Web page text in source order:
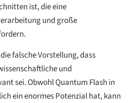
ist, die eine
und große
falsche Vorstellung, dass
und
sei. Obwohl Quantum Flash in
ein enormes Potenzial hat, kann